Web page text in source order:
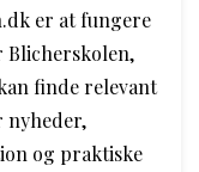
er at fungere
Blicherskolen,
finde relevant
nyheder,
og praktiske